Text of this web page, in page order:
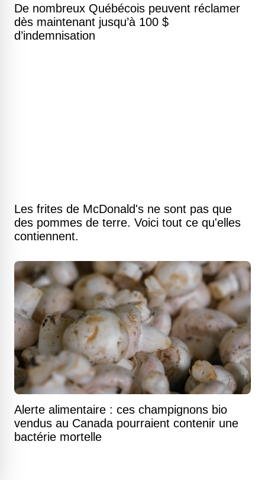
De nombreux Québécois peuvent réclamer
dès maintenant jusqu’à 100 $
d’indemnisation
Les frites de McDonald's ne sont pas que
des pommes de terre. Voici tout ce qu'elles
contiennent.
Alerte alimentaire : ces champignons bio
vendus au Canada pourraient contenir une
bactérie mortelle